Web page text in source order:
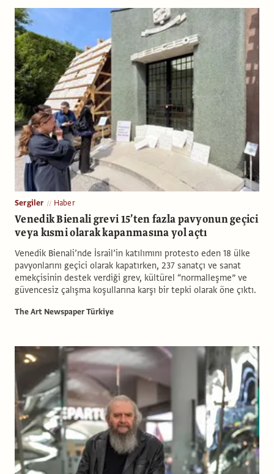
Sergiler Haber
Venedik Bienali grevi 15’ten fazla pavyonun geçici
veya kısmi olarak kapanmasına yol açtı
Venedik Bienali’nde İsrail’in katılımını protesto eden 18 ülke
pavyonlarını geçici olarak kapatırken, 237 sanatçı ve sanat
emekçisinin destek verdiği grev, kültürel “normalleşme” ve
güvencesiz çalışma koşullarına karşı bir tepki olarak öne çıktı.
The Art Newspaper Türkiye